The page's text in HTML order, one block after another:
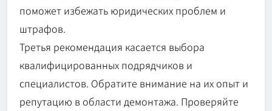
поможет избежать юридических проблем и
штрафов.
Третья рекомендация касается выбора
квалифицированных подрядчиков и
специалистов. Обратите внимание на их опыт и
репутацию в области демонтажа. Проверяйте